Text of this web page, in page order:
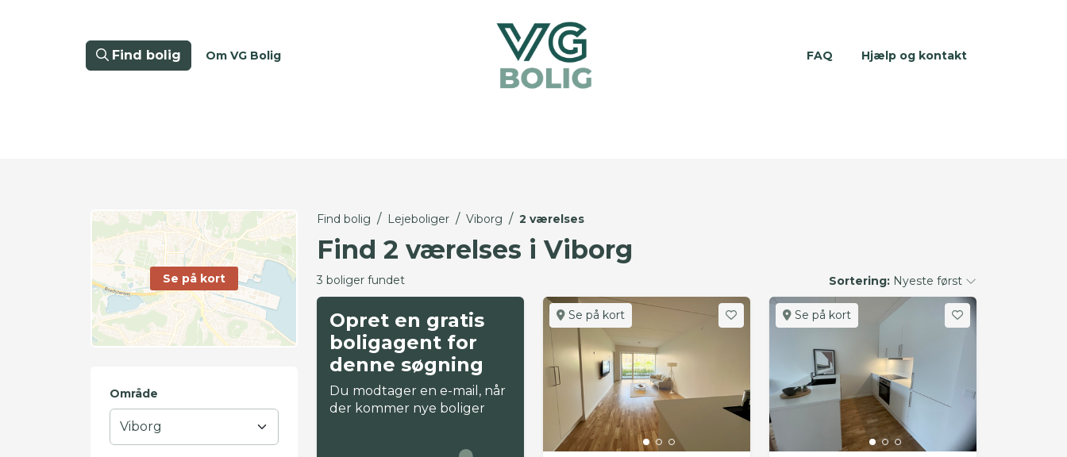
Find bolig Om VG Bolig FAQ Hjælp og kontakt
Se på kort
Område
Find bolig / Lejeboliger / Viborg / 2 værelses
Find 2 værelses i Viborg
3 boliger fundet Sortering: Nyeste først
Opret en gratis
boligagent for
denne søgning
Du modtager en e-mail, når
der kommer nye boliger
Se på kort Se på kort